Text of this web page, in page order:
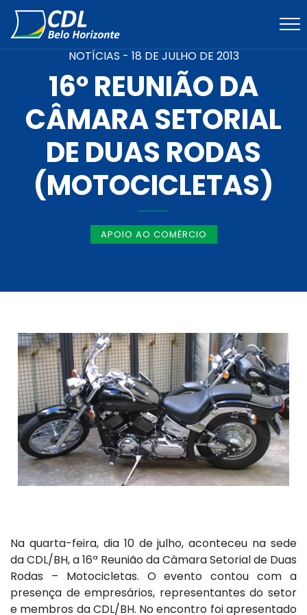
NOTÍCIAS - 18 DE JULHO DE 2013
16º REUNIÃO DA
CÂMARA SETORIAL
DE DUAS RODAS
(MOTOCICLETAS)
APOIO AO COMÉRCIO
Na quarta-feira, dia 10 de julho, aconteceu na sede
da CDL/BH, a 16ª Reunião da Câmara Setorial de Duas
Rodas – Motocicletas. O evento contou com a
presença de empresários, representantes do setor
e membros da CDL/BH. No encontro foi apresentado